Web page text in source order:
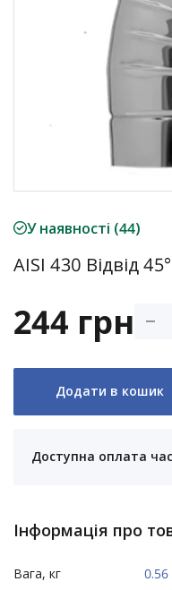
У наявності (44)
AISI 430 Відвід
244 грн
Додати в кошик
Доступна оплата
Інформація про
Вага, кг 0.56